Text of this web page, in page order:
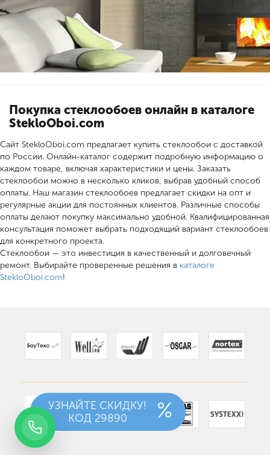
Покупка стеклообоев онлайн в каталоге
StekloOboi.com
Сайт StekloOboi.com предлагает купить стеклообои с доставкой
по России. Онлайн-каталог содержит подробную информацию о
каждом товаре, включая характеристики и цены. Заказать
стеклообои можно в несколько кликов, выбрав удобный способ
оплаты. Наш магазин стеклообоев предлагает скидки на опт и
регулярные акции для постоянных клиентов. Различные способы
оплаты делают покупку максимально удобной. Квалифицированная
консультация поможет выбрать подходящий вариант стеклообоев
для конкретного проекта.
Стеклообои — это инвестиция в качественный и долговечный
ремонт. Выбирайте проверенные решения в каталоге
StekloOboi.com!
УЗНАЙТЕ СКИДКУ!
КОД 29890